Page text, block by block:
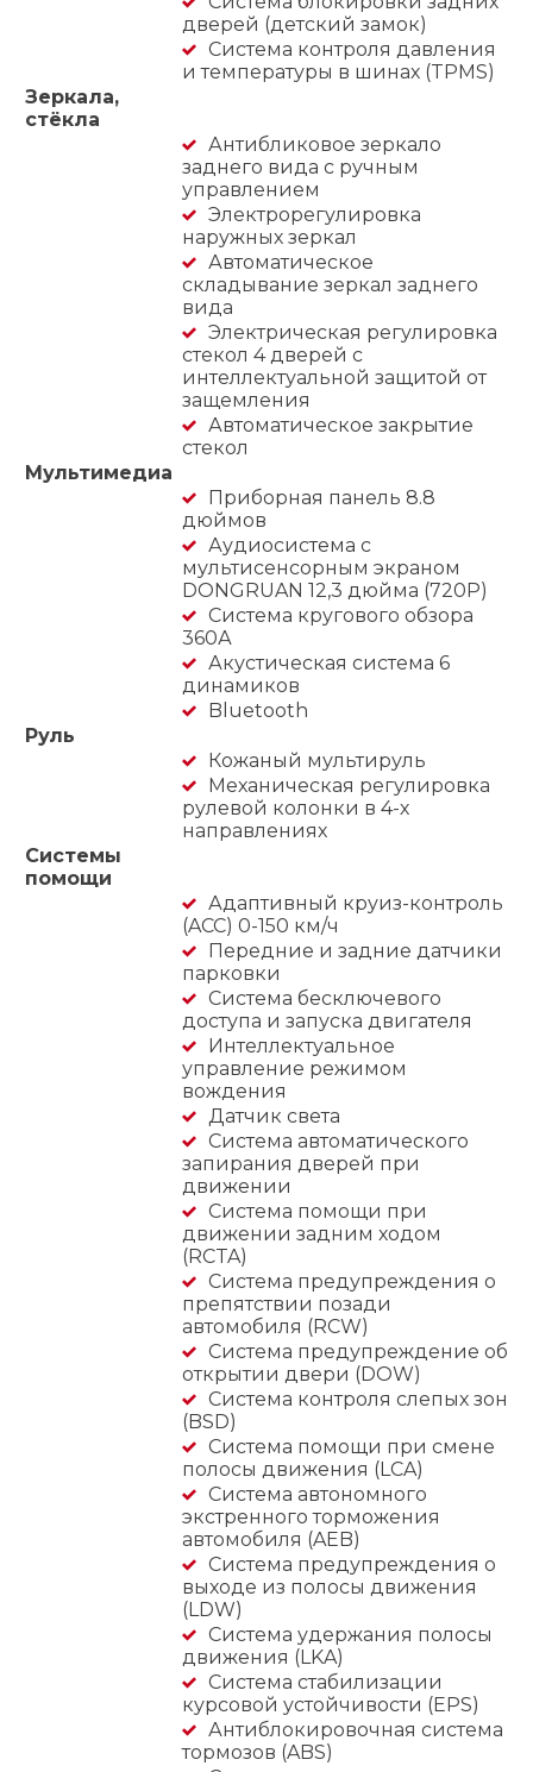
дверей (детский замок)
Система контроля давления
и температуры в шинах (TPMS)
Зеркала,
стёкла
Антибликовое зеркало
заднего вида с ручным
управлением
Электрорегулировка
наружных зеркал
Автоматическое
складывание зеркал заднего
вида
Электрическая регулировка
стекол 4 дверей с
интеллектуальной защитой от
защемления
Автоматическое закрытие
стекол
Мультимедиа
Приборная панель 8.8
дюймов
Аудиосистема с
мультисенсорным экраном
DONGRUAN 12,3 дюйма (720P)
Система кругового обзора
360А
Акустическая система 6
динамиков
Bluetooth
Руль
Кожаный мультируль
Механическая регулировка
рулевой колонки в 4-х
направлениях
Системы
помощи
Адаптивный круиз-контроль
(ACC) 0-150 км/ч
Передние и задние датчики
парковки
Система бесключевого
доступа и запуска двигателя
Интеллектуальное
управление режимом
вождения
Датчик света
Система автоматического
запирания дверей при
движении
Система помощи при
движении задним ходом
(RCTA)
Система предупреждения о
препятствии позади
автомобиля (RCW)
Система предупреждение об
открытии двери (DOW)
Система контроля слепых зон
(BSD)
Система помощи при смене
полосы движения (LCA)
Cистема автономного
экстренного торможения
автомобиля (AEB)
Система предупреждения о
выходе из полосы движения
(LDW)
Система удержания полосы
движения (LKA)
Система стабилизации
курсовой устойчивости (EPS)
Антиблокировочная система
тормозов (ABS)